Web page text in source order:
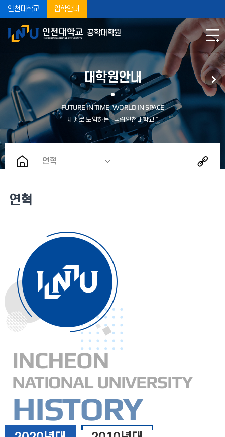
인천대학교 입학안내
공학대학원
대학원안내
연혁
연혁
INCHEON
NATIONAL UNIVERSITY
HISTORY